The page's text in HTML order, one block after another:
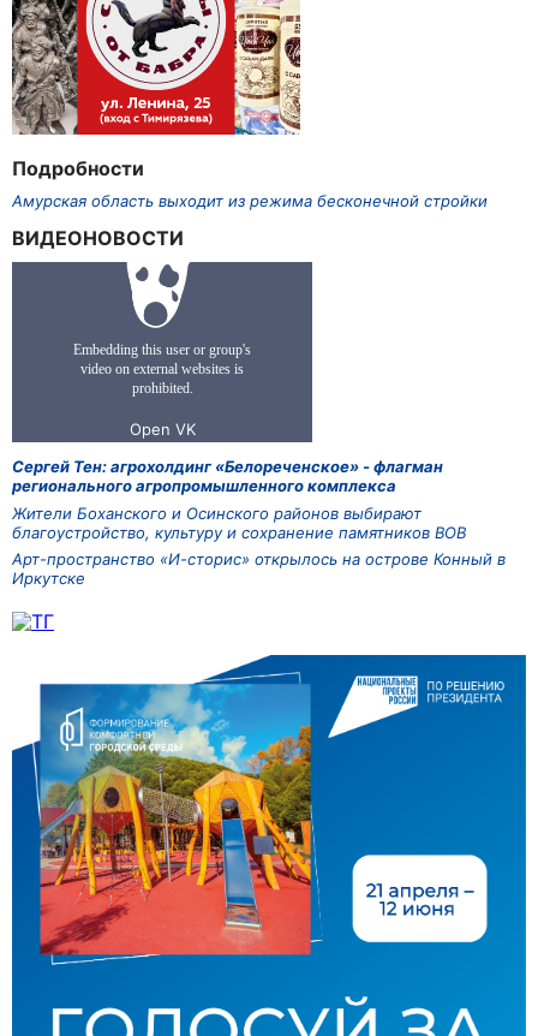
Подробности
Амурская область выходит из режима бесконечной стройки
ВИДЕОНОВОСТИ
Сергей Тен: агрохолдинг «Белореченское» - флагман
регионального агропромышленного комплекса
Жители Боханского и Осинского районов выбирают
благоустройство, культуру и сохранение памятников ВОВ
Арт-пространство «И-сторис» открылось на острове Конный в
Иркутске